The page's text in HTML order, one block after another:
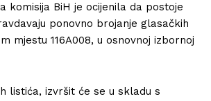
komisija BiH je ocijenila da postoje
ponovno brojanje glasačkih
mjestu 116A008, u osnovnoj izbornoj
listića, izvršit će se u skladu s